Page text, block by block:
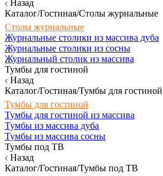
Назад
Каталог/Гостиная/Столы журнальные
Столы журнальные
Журнальные столики из массива дуба
Журнальные столики из сосны
Журнальный столик из массива
Тумбы для гостиной
Назад
Каталог/Гостиная/Тумбы для гостиной
Тумбы для гостиной
Тумбы для гостиной из массива
Тумбы из массива дуба
Тумбы из массива сосны
Тумбы под ТВ
Назад
Каталог/Гостиная/Тумбы под ТВ